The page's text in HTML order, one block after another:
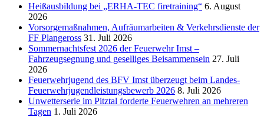
Heißausbildung bei „ERHA-TEC firetraining“ 6. August
2026
Vorsorgemaßnahmen, Aufräumarbeiten & Verkehrsdienste der
FF Plangeross 31. Juli 2026
Sommernachtsfest 2026 der Feuerwehr Imst –
Fahrzeugsegnung und geselliges Beisammensein 27. Juli
2026
Feuerwehrjugend des BFV Imst überzeugt beim Landes-
Feuerwehrjugendleistungsbewerb 2026 8. Juli 2026
Unwetterserie im Pitztal forderte Feuerwehren an mehreren
Tagen 1. Juli 2026